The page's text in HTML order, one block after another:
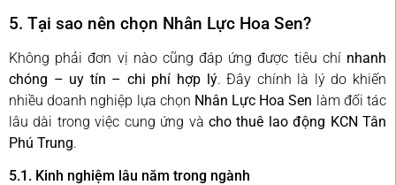
5. Tại sao nên chọn Nhân Lực Hoa Sen?
Không phải đơn vị nào cũng đáp ứng được tiêu chí nhanh
chóng – uy tín – chi phí hợp lý. Đây chính là lý do khiến
nhiều doanh nghiệp lựa chọn Nhân Lực Hoa Sen làm đối tác
lâu dài trong việc cung ứng và cho thuê lao động KCN Tân
Phú Trung.
5.1. Kinh nghiệm lâu năm trong ngành